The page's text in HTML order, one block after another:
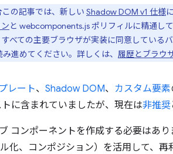
この記事では、新しい Shadow DOM v1 仕様
と webcomponents.js ポリフィルに精通し
べての主要ブラウザが実装に同意してい
進めてください。詳しくは、 履歴とブラウ
レート、 Shadow DOM、 カスタム要素
に含まれていましたが、現在は非推奨
コンポーネントを作成する必要はあ
化、コンポジション）を活用して、再